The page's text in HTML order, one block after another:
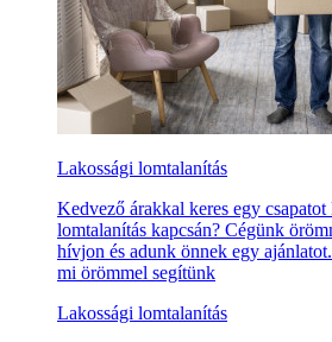
Lakossági lomtalanítás
Kedvező árakkal keres egy csapatot
lomtalanítás kapcsán? Cégünk
hívjon és adunk önnek egy
mi örömmel segítünk
Lakossági lomtalanítás